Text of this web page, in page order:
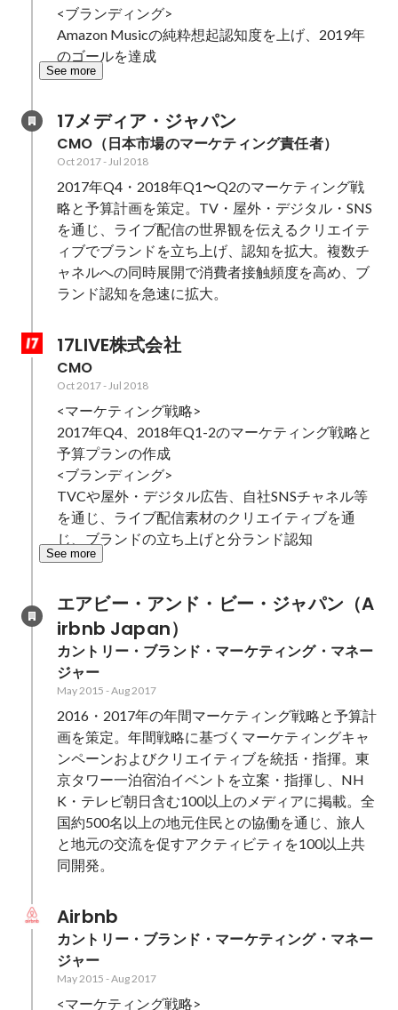
<ブランディング>
Amazon Musicの純粋想起認知度を上げ、2019年
のゴールを達成
See more
17メディア・ジャパン
CMO（日本市場のマーケティング責任者）
Oct 2017-Jul 2018
2017年Q4・2018年Q1〜Q2のマーケティング戦
略と予算計画を策定。TV・屋外・デジタル・SNS
を通じ、ライブ配信の世界観を伝えるクリエイテ
ィブでブランドを立ち上げ、認知を拡大。複数チ
ャネルへの同時展開で消費者接触頻度を高め、ブ
ランド認知を急速に拡大。
17LIVE株式会社
CMO
Oct 2017-Jul 2018
<マーケティング戦略>
2017年Q4、2018年Q1-2のマーケティング戦略と
予算プランの作成
<ブランディング>
TVCや屋外・デジタル広告、自社SNSチャネル等
を通じ、ライブ配信素材のクリエイティブを通
じ、ブランドの立ち上げと分ランド認知
See more
エアビー・アンド・ビー・ジャパン（A
irbnb Japan）
カントリー・ブランド・マーケティング・マネー
ジャー
May 2015 -Aug 2017
2016・2017年の年間マーケティング戦略と予算計
画を策定。年間戦略に基づくマーケティングキャ
ンペーンおよびクリエイティブを統括・指揮。東
京タワー一泊宿泊イベントを立案・指揮し、NH
K・テレビ朝日含む100以上のメディアに掲載。全
国約500名以上の地元住民との協働を通じ、旅人
と地元の交流を促すアクティビティを100以上共
同開発。
Airbnb
カントリー・ブランド・マーケティング・マネー
ジャー
May 2015 -Aug 2017
<マーケティング戦略>